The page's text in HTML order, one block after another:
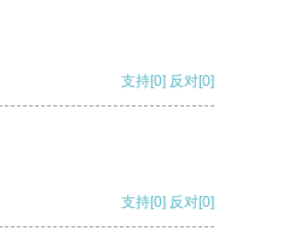
支持[0] 反对[0]
支持[0] 反对[0]